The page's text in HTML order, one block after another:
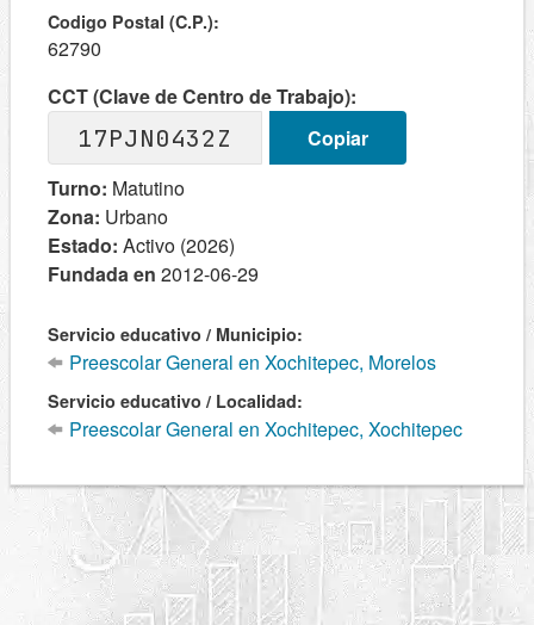
Codigo Postal (C.P.):
62790
CCT (Clave de Centro de Trabajo):
17PJN0432Z
Copiar
Turno: Matutino
Zona: Urbano
Estado: Activo (2026)
Fundada en 2012-06-29
Servicio educativo / Municipio:
Preescolar General en Xochitepec, Morelos
Servicio educativo / Localidad:
Preescolar General en Xochitepec, Xochitepec